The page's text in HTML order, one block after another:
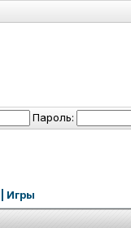
Пароль:
Игры